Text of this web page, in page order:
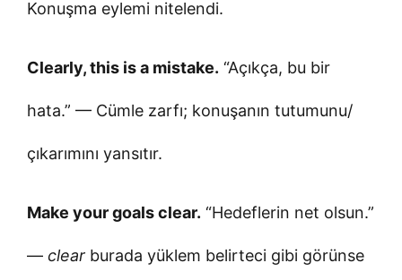
Konuşma eylemi nitelendi.
Clearly, this is a mistake. “Açıkça, bu bir
hata.” — Cümle zarfı; konuşanın tutumunu/
çıkarımını yansıtır.
Make your goals clear. “Hedeflerin net olsun.”
— clear burada yüklem belirteci gibi görünse